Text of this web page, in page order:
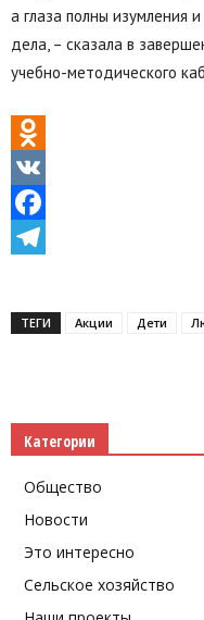
а глаза полны изумления
дела, – сказала в
учебно-методического
Odnoklassniki
VK
Facebook
ТЕГИ Акции Дети
Категории
Общество
Новости
Это интересно
Сельское хозяйство